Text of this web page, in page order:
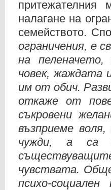
притежателния
налагане на
семейството.
ограничения, е
на
човек, жаждата
им от обич.
откаже от
съкровени
възприеме
чужди, а са
чувствата.
психо-